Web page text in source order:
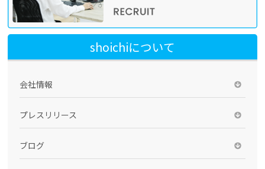
shoichiについて
会社情報
プレスリリース
ブログ